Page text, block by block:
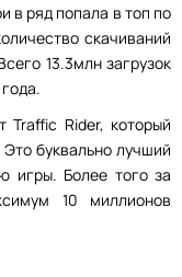
в ряд попала в топ по
скачиваний
13.3млн загрузок
Traffic Rider, который
буквально лучший
игры. Более того за
10 миллионов